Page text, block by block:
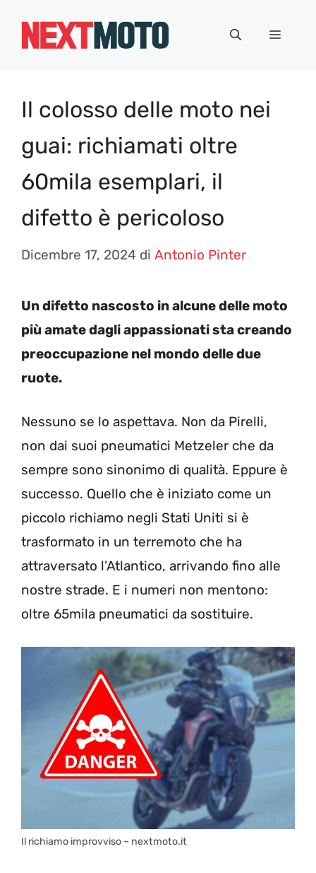
Menu
Il colosso delle moto nei
guai: richiamati oltre
60mila esemplari, il
difetto è pericoloso
Dicembre 17, 2024 di Antonio Pinter
Un difetto nascosto in alcune delle moto
più amate dagli appassionati sta creando
preoccupazione nel mondo delle due
ruote.
Nessuno se lo aspettava. Non da Pirelli,
non dai suoi pneumatici Metzeler che da
sempre sono sinonimo di qualità. Eppure è
successo. Quello che è iniziato come un
piccolo richiamo negli Stati Uniti si è
trasformato in un terremoto che ha
attraversato l’Atlantico, arrivando fino alle
nostre strade. E i numeri non mentono:
oltre 65mila pneumatici da sostituire.
Il richiamo improvviso – nextmoto.it